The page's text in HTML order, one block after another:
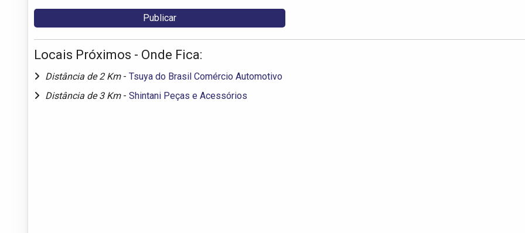
Locais Próximos - Onde Fica:
Distância de 2 Km - Tsuya do Brasil Comércio Automotivo
Distância de 3 Km - Shintani Peças e Acessórios